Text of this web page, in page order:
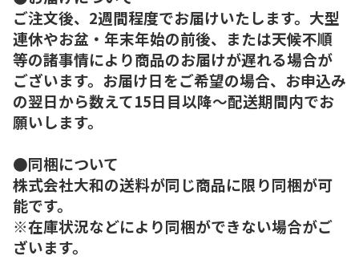
ご注文後、2週間程度でお届けいたします。大型
連休やお盆・年末年始の前後、または天候不順
等の諸事情により商品のお届けが遅れる場合が
ございます。お届け日をご希望の場合、お申込み
の翌日から数えて15日目以降～配送期間内でお
願いします。
●同梱について
株式会社大和の送料が同じ商品に限り同梱が可
能です。
※在庫状況などにより同梱ができない場合がご
ざいます。